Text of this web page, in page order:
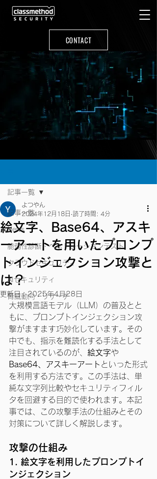
CONTACT
記事一覧
News
脆弱性診断・ペネトレーションテスト
クラウドセキュリティ
AIセキュリティ
脅威動向・リサーチ
記事一覧
絵文字、Base64、アスキ
ーアートを用いたプロンプ
トインジェクション攻撃と
は？
よつやん
2024年12月18日 読了時間: 4分
更新日：2025年4月28日
大規模言語モデル（LLM）の普及とと
もに、プロンプトインジェクション攻
撃がますます巧妙化しています。その
中でも、指示を難読化する手法として
注目されているのが、 絵文字や
Base64、アスキーアート といった形式
を利用する方法です。この手法は、単
純な文字列比較やセキュリティフィル
タを回避する目的で使われます。本記
事では、この攻撃手法の仕組みとその
対策について詳しく解説します。
攻撃の仕組み
1. 絵文字を利用したプロンプトイ
ンジェクション